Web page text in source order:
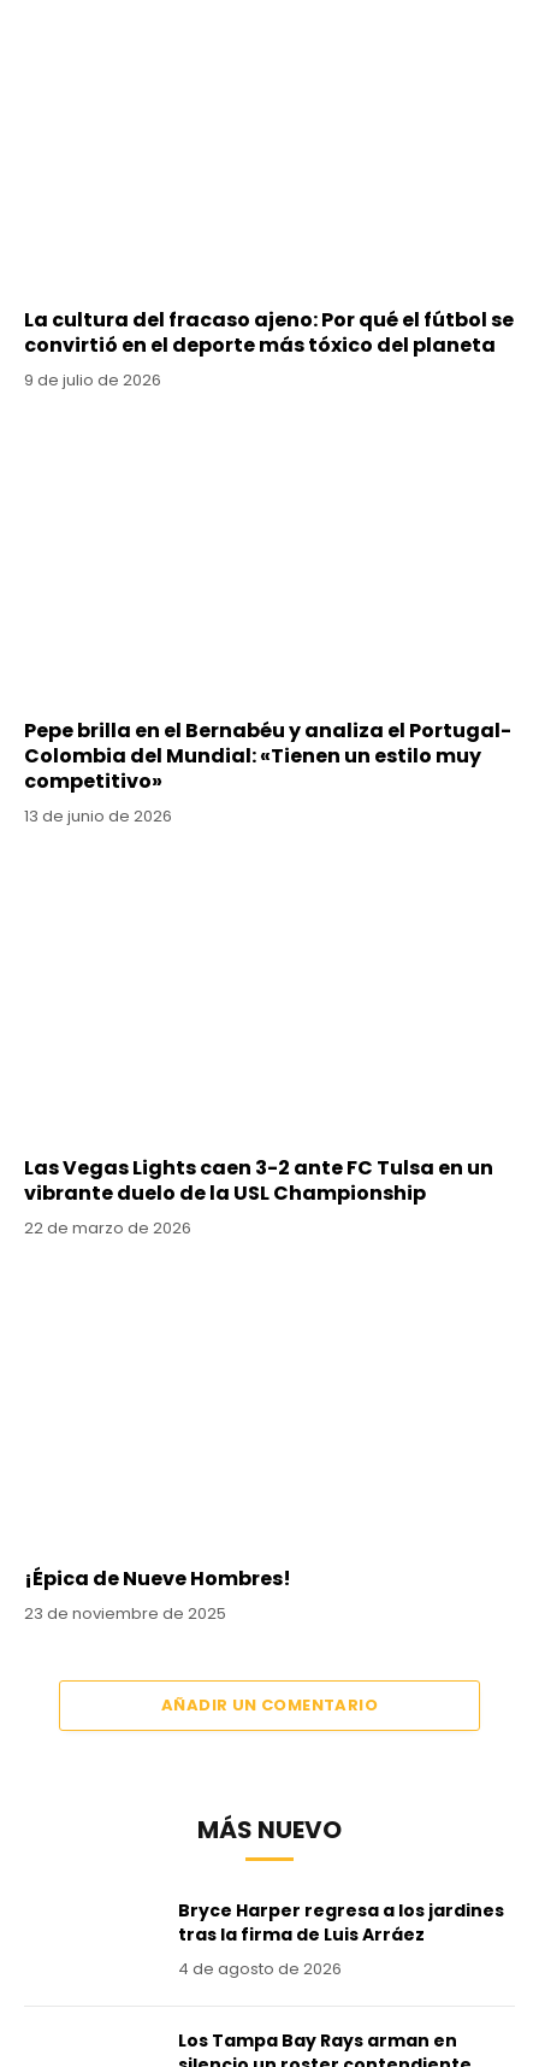
La cultura del fracaso ajeno: Por qué el fútbol se
convirtió en el deporte más tóxico del planeta
9 de julio de 2026
Pepe brilla en el Bernabéu y analiza el Portugal-
Colombia del Mundial: «Tienen un estilo muy
competitivo»
13 de junio de 2026
Las Vegas Lights caen 3-2 ante FC Tulsa en un
vibrante duelo de la USL Championship
22 de marzo de 2026
¡Épica de Nueve Hombres!
23 de noviembre de 2025
AÑADIR UN COMENTARIO
MÁS NUEVO
Bryce Harper regresa a los jardines
tras la firma de Luis Arráez
4 de agosto de 2026
Los Tampa Bay Rays arman en